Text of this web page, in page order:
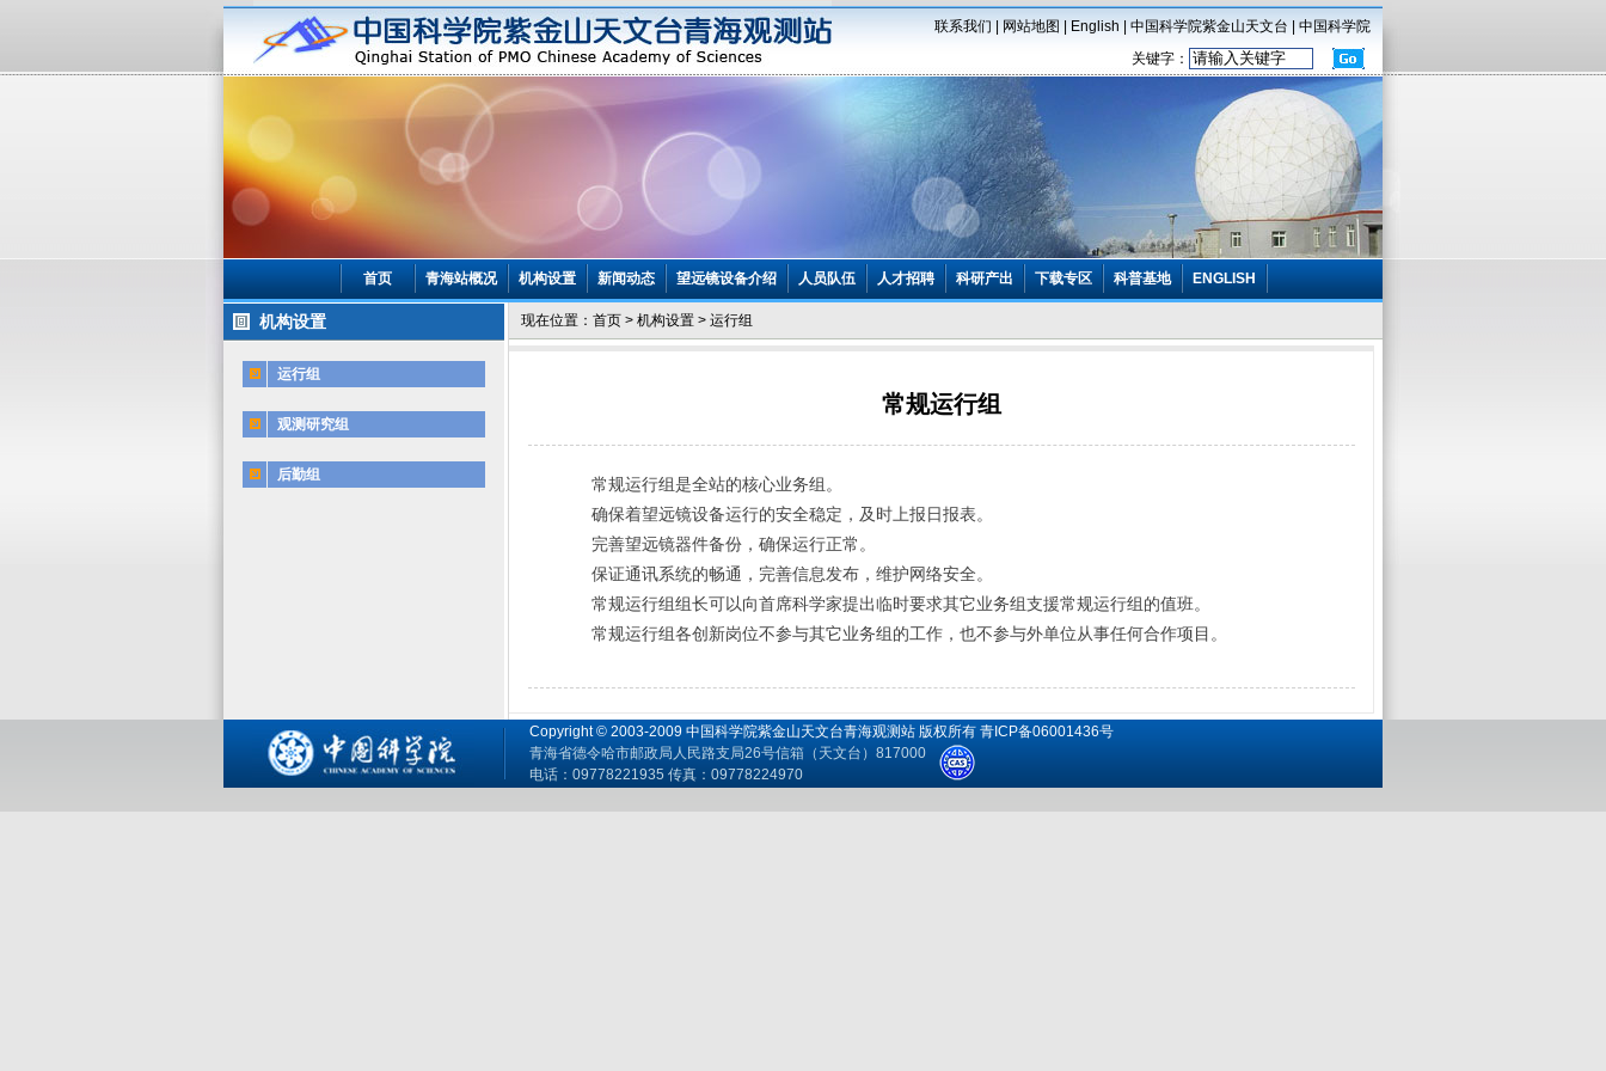
联系我们 网站地图 English 中国科学院紫金山天文台
中国科学院
关键字：
首页 青海站概况 机构设置 新闻动态 望远镜设备介绍 人员队伍 人才招聘 科研产出 下载专区 科普基地 ENGLISH
机构设置
运行组
观测研究组
后勤组
现在位置： 首页 > 机构设置 > 运行组
常规运行组
常规运行组是全站的核心业务组。
确保着望远镜设备运行的安全稳定，及时上报日报表。
完善望远镜器件备份，确保运行正常。
保证通讯系统的畅通，完善信息发布，维护网络安全。
常规运行组组长可以向首席科学家提出临时要求其它业务组支援常规运行组的值班。
常规运行组各创新岗位不参与其它业务组的工作，也不参与外单位从事任何合作项目。
Copyright © 2003-2009 中国科学院紫金山天文台青海观测站 版权所有 青ICP备06001436号
青海省德令哈市邮政局人民路支局26号信箱（天文台）817000
电话：09778221935 传真：09778224970